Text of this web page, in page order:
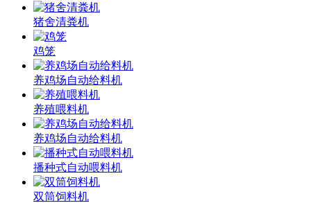
猪舍清粪机
鸡笼
养鸡场自动给料机
养殖喂料机
养鸡场自动给料机
播种式自动喂料机
双筒饲料机